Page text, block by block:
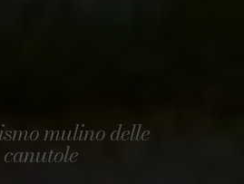
mulino delle
canutole